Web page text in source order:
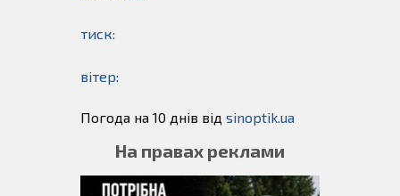
тиск:
вітер:
Погода на 10 днів від sinoptik.ua
На правах реклами